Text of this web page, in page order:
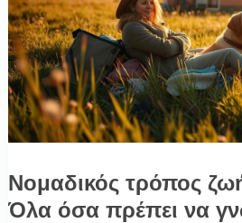
Νομαδικός τρόπος
Όλα όσα πρέπει να